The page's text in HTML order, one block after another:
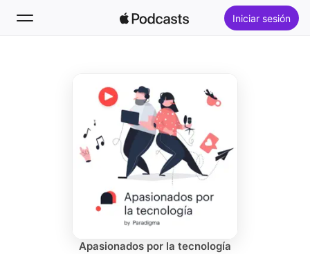
Iniciar sesión
Novedades
Apasionados por la tecnología